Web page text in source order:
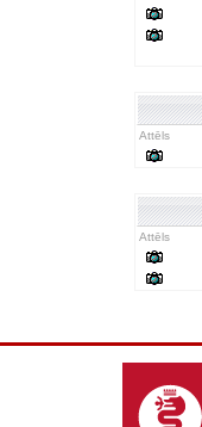
Attēls
Attēls